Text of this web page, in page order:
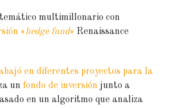
multimillonario con
«hedge fund» Renaissance
en diferentes proyectos para la
un fondo de inversión junto a
en un algoritmo que analiza